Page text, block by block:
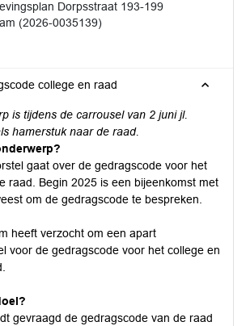
Dorpsstraat 193-199
(2026-0035139)
college en raad
is tijdens de carrousel van 2 juni jl.
hamerstuk naar de raad.
gaat over de gedragscode voor het
raad. Begin 2025 is een bijeenkomst met
om de gedragscode te bespreken.
heeft verzocht om een apart
voor de gedragscode voor het college en
gevraagd de gedragscode van de raad